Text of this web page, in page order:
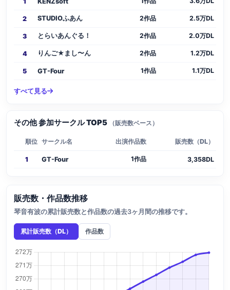
2 STUDIOふあん 2作品 2.5万DL
3 とらいあんぐる！ 2作品 2.0万DL
4 りんご★まし〜ん 2作品 1.2万DL
5 GT-Four 1作品 1.1万DL
すべて見る
その他 参加サークル TOP5 （販売数ベース）
順位 サークル名 出演作品数 販売数（DL）
1 GT-Four 1作品 3,358DL
販売数・作品数推移
琴音有波の累計販売数と作品数の過去3ヶ月間の推移です。
累計販売数（DL） 作品数